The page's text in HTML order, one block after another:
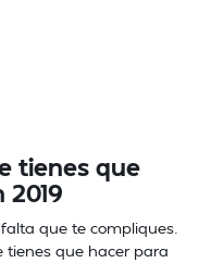
tienes que
que te compliques.
tienes que hacer para